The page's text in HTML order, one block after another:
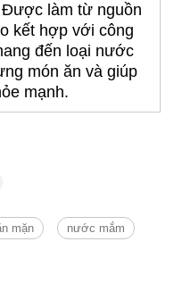
làm từ nguồn
kết hợp với công
đến loại nước
món ăn và giúp
mạnh.
mặn nước mắm